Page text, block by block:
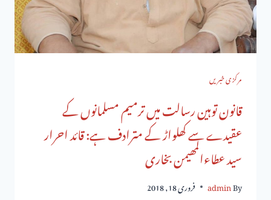
مرکزی خبریں
قانون توہین رسالت میں ترمیم مسلمانوں کے
عقیدے سے کھلواڑ کے مترادف ہے: قائد احرار
سید عطاءالمھیمن بخاری
By
admin فروری 18, 2018